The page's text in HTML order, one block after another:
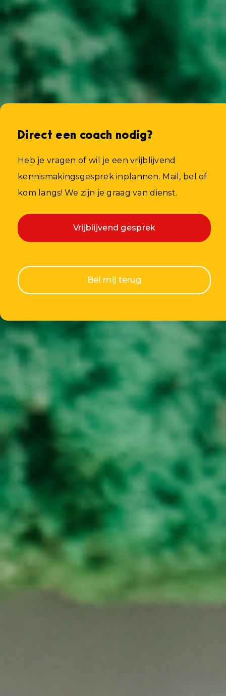
het liefst naar de zon, de zee, het strand,
terrasjes. Lekker in Spanje of Italië.
Direct een coach nodig?
Heb je vragen of wil je een vrijblijvend
kennismakingsgesprek inplannen. Mail, bel of
kom langs! We zijn je graag van dienst.
Vrijblijvend gesprek
Bel mij terug